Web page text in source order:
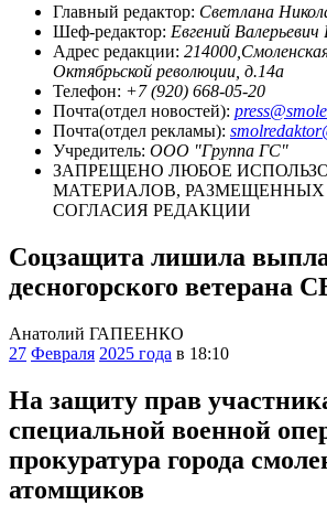
Главный редактор: Светлана
Шеф-редактор: Евгений
Адрес редакции:
Октябрьской революции, д.14а
Телефон: +7 (920) 668-05-20
Почта(отдел новостей):
Почта(отдел рекламы):
Учредитель: ООО "Группа ГС"
ЗАПРЕЩЕНО ЛЮБОЕ
МАТЕРИАЛОВ, РАЗМЕЩЕННЫХ
СОГЛАСИЯ РЕДАКЦИИ
Соцзащита лишила
десногорского ветерана
Анатолий ГАПЕЕНКО
27 Февраля 2025 года в 18:10
На защиту прав
специальной военной
прокуратура города
атомщиков